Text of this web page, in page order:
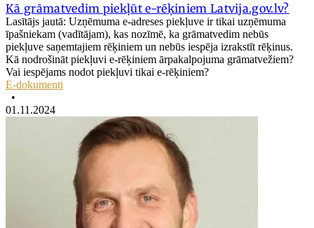
Kā grāmatvedim piekļūt e-rēķiniem Latvija.gov.lv?
Lasītājs jautā: Uzņēmuma e-adreses piekļuve ir tikai uzņēmuma
īpašniekam (vadītājam), kas nozīmē, ka grāmatvedim nebūs
piekļuve saņemtajiem rēķiniem un nebūs iespēja izrakstīt rēķinus.
Kā nodrošināt piekļuvi e-rēķiniem ārpakalpojuma grāmatvežiem?
Vai iespējams nodot piekļuvi tikai e-rēķiniem?
E-dokumenti
•
01.11.2024